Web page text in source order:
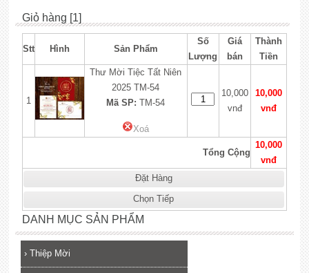
Giỏ hàng [1]
Stt Hình Sản Phẩm
Số
Lượng
Giá
bán
Thành
Tiền
1
Thư Mời Tiệc Tất Niên
2025 TM-54
Mã SP: TM-54
Xoá
10,000
vnđ
10,000
vnđ
Tổng Cộng
10,000
vnđ
Đặt Hàng
Chọn Tiếp
DANH MỤC SẢN PHẨM
› Thiệp Mời